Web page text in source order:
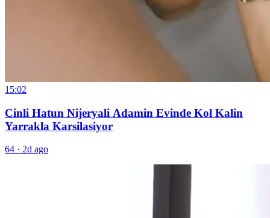
15:02
Cinli Hatun Nijeryali Adamin Evinde Kol Kalin
Yarrakla Karsilasiyor
64 · 2d ago